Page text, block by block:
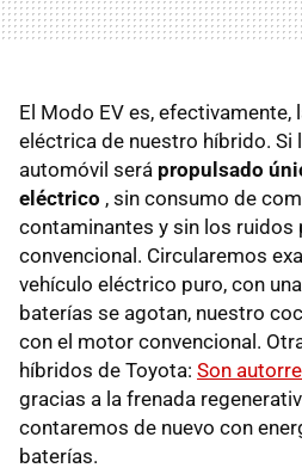
El Modo EV es,
eléctrica de nuestro híbrido. Si
automóvil será propulsado
eléctrico , sin consumo de
contaminantes y sin los
convencional. Circularemos
vehículo eléctrico puro, con
baterías se agotan, nuestro
con el motor convencional.
híbridos de Toyota: Son
gracias a la frenada
contaremos de nuevo con
baterías.